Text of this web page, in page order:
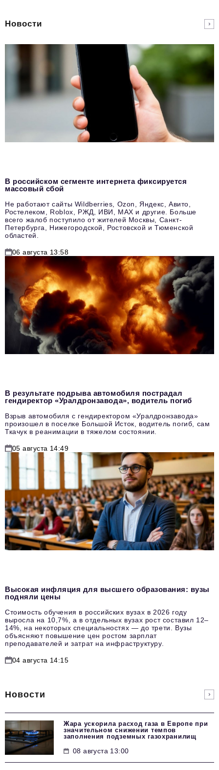
Новости
В российском сегменте интернета фиксируется
массовый сбой
Не работают сайты Wildberries, Ozon, Яндекс, Авито,
Ростелеком, Roblox, РЖД, ИВИ, MAX и другие. Больше
всего жалоб поступило от жителей Москвы, Санкт-
Петербурга, Нижегородской, Ростовской и Тюменской
областей.
06 августа 13:58
В результате подрыва автомобиля пострадал
гендиректор «Уралдронзавода», водитель погиб
Взрыв автомобиля с гендиректором «Уралдронзавода»
произошел в поселке Большой Исток, водитель погиб, сам
Ткачук в реанимации в тяжелом состоянии.
05 августа 14:49
Высокая инфляция для высшего образования: вузы
подняли цены
Стоимость обучения в российских вузах в 2026 году
выросла на 10,7%, а в отдельных вузах рост составил 12–
14%, на некоторых специальностях — до трети. Вузы
объясняют повышение цен ростом зарплат
преподавателей и затрат на инфраструктуру.
04 августа 14:15
Новости
Жара ускорила расход газа в Европе при
значительном снижении темпов
заполнения подземных газохранилищ
08 августа 13:00